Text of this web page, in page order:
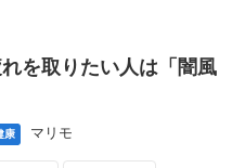
を取りたい人は「闇風
康 マリモ